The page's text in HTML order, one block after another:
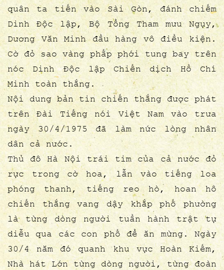
quân ta tiến vào Sài Gòn, đánh chiếm
Dinh Độc lập, Bộ Tổng Tham mưu Ngụy,
Dương Văn Minh đầu hàng vô điều kiện.
Cờ đỏ sao vàng phấp phới tung bay trên
nóc Dinh Độc lập Chiến dịch Hồ Chí
Minh toàn thắng.
Nội dung bản tin chiến thắng được phát
trên Đài Tiếng nói Việt Nam vào trưa
ngày 30/4/1975 đã làm nức lòng nhân
dân cả nước.
Thủ đô Hà Nội trái tim của cả nước đỏ
rực trong cờ hoa, lẫn vào tiếng loa
phóng thanh, tiếng reo hò, hoan hô
chiến thắng vang dậy khắp phố phường
là từng dòng người tuần hành trật tự
diễu qua các con phố để ăn mừng. Ngày
30/4 năm đó quanh khu vực Hoàn Kiếm,
Nhà hát Lớn từng dòng người, từng đoàn